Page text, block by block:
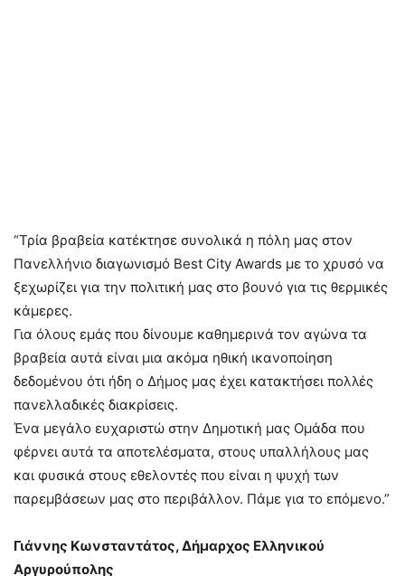
“Τρία βραβεία κατέκτησε συνολικά η πόλη μας στον
Πανελλήνιο διαγωνισμό Best City Awards με το χρυσό να
ξεχωρίζει για την πολιτική μας στο βουνό για τις θερμικές
κάμερες.
Για όλους εμάς που δίνουμε καθημερινά τον αγώνα τα
βραβεία αυτά είναι μια ακόμα ηθική ικανοποίηση
δεδομένου ότι ήδη ο Δήμος μας έχει κατακτήσει πολλές
πανελλαδικές διακρίσεις.
Ένα μεγάλο ευχαριστώ στην Δημοτική μας Ομάδα που
φέρνει αυτά τα αποτελέσματα, στους υπαλλήλους μας
και φυσικά στους εθελοντές που είναι η ψυχή των
παρεμβάσεων μας στο περιβάλλον. Πάμε για το επόμενο.”
Γιάννης Κωνσταντάτος, Δήμαρχος Ελληνικού
Αργυρούπολης